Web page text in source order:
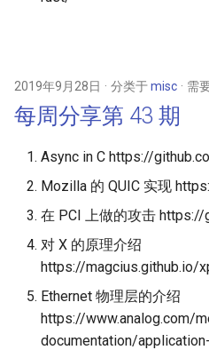
2019年9月28日 分类于misc 需
每周分享第 43 期
Async in C https://
Mozilla 的 QUIC 实现
在 PCI 上做的攻击
对 X 的原理介绍
https://magcius.github.io/
Ethernet 物理层的介绍
https://www.analog.com/
documentation/